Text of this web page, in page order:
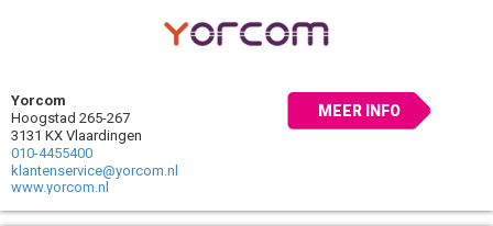
Yorcom
Hoogstad 265-267
3131 KX Vlaardingen
010-4455400
klantenservice@yorcom.nl
www.yorcom.nl
MEER INFO